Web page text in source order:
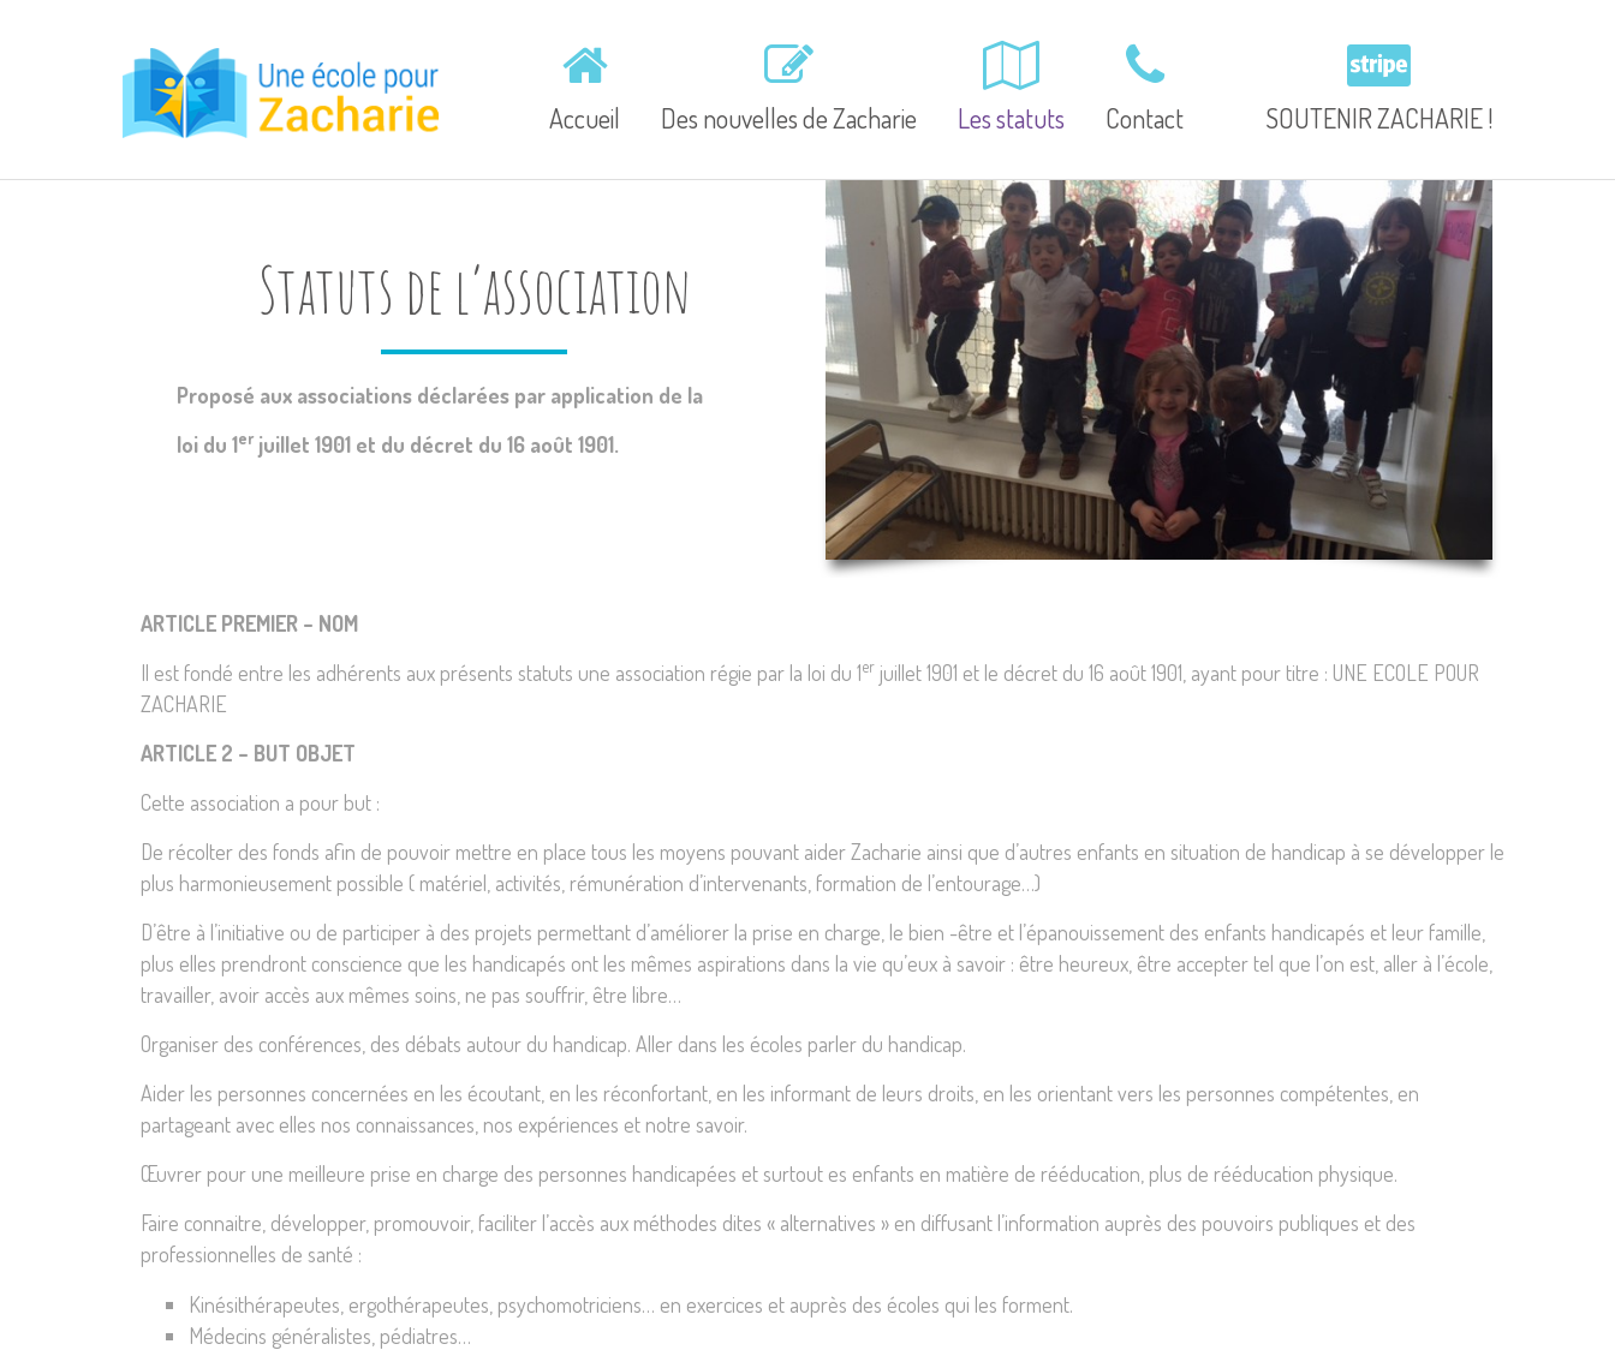
Accueil Des nouvelles de Zacharie Les statuts Contact SOUTENIR ZACHARIE !
Statuts de l’association
Proposé aux associations déclarées par application de la
loi du 1er juillet 1901 et du décret du 16 août 1901.
ARTICLE PREMIER – NOM
Il est fondé entre les adhérents aux présents statuts une association régie par la loi du 1er juillet 1901 et le décret du 16 août 1901, ayant pour titre : UNE ECOLE POUR
ZACHARIE
ARTICLE 2 – BUT OBJET
Cette association a pour but :
De récolter des fonds afin de pouvoir mettre en place tous les moyens pouvant aider Zacharie ainsi que d’autres enfants en situation de handicap à se développer le
plus harmonieusement possible ( matériel, activités, rémunération d’intervenants, formation de l’entourage…)
D’être à l’initiative ou de participer à des projets permettant d’améliorer la prise en charge, le bien -être et l’épanouissement des enfants handicapés et leur famille,
plus elles prendront conscience que les handicapés ont les mêmes aspirations dans la vie qu’eux à savoir : être heureux, être accepter tel que l’on est, aller à l’école,
travailler, avoir accès aux mêmes soins, ne pas souffrir, être libre…
Organiser des conférences, des débats autour du handicap. Aller dans les écoles parler du handicap.
Aider les personnes concernées en les écoutant, en les réconfortant, en les informant de leurs droits, en les orientant vers les personnes compétentes, en
partageant avec elles nos connaissances, nos expériences et notre savoir.
Œuvrer pour une meilleure prise en charge des personnes handicapées et surtout es enfants en matière de rééducation, plus de rééducation physique.
Faire connaitre, développer, promouvoir, faciliter l’accès aux méthodes dites « alternatives » en diffusant l’information auprès des pouvoirs publiques et des
professionnelles de santé :
Kinésithérapeutes, ergothérapeutes, psychomotriciens… en exercices et auprès des écoles qui les forment.
Médecins généralistes, pédiatres…